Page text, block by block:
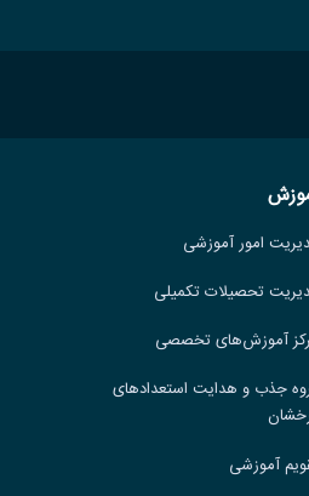
امور آموزشی
تحصیلات تکمیلی
آموزش‌های تخصصی
جذب و هدایت استعدادهای
آموزشی